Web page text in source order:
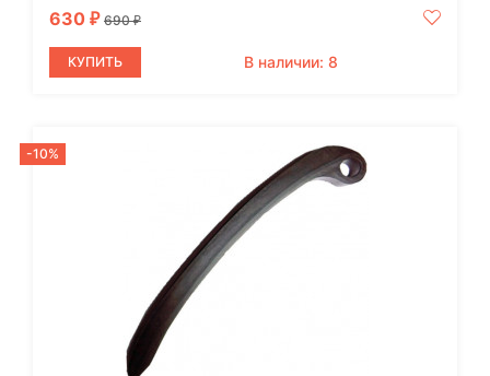
630 ₽ 690₽
КУПИТЬ В наличии: 8
-10%